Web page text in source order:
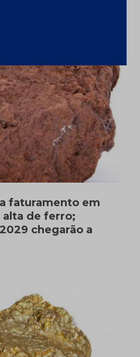
faturamento em
alta de ferro;
chegarão a